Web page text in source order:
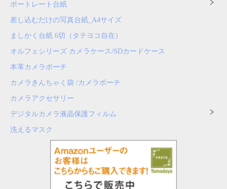
ポートレート台紙
差し込むだけの写真台紙_A4サイズ
ましかく台紙 6切（タテヨコ自在）
オルフェシリーズ カメラケース/SDカードケース
本革カメラポーチ
カメラきんちゃく袋 /カメラポーチ
カメラアクセサリー
デジタルカメラ液晶保護フィルム
洗えるマスク